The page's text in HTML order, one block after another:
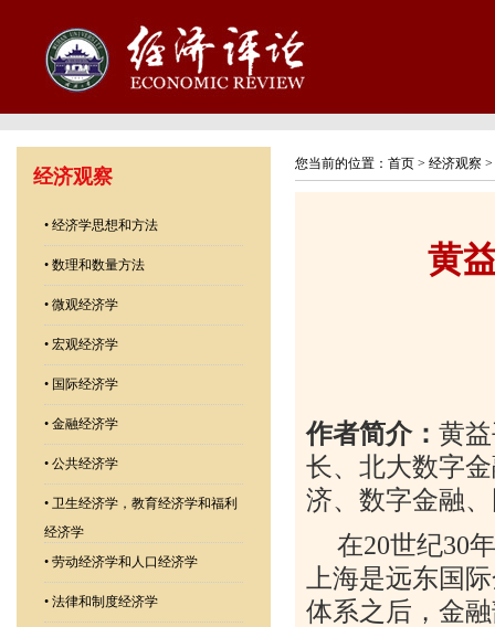
经济观察
• 经济学思想和方法
• 数理和数量方法
• 微观经济学
• 宏观经济学
• 国际经济学
• 金融经济学
• 公共经济学
• 卫生经济学，教育经济学和福利
经济学
• 劳动经济学和人口经济学
• 法律和制度经济学
您当前的位置： 首页 > 经济观察 >
黄
作者简介： 黄
长、北大数字
济、数字金融
在20世纪30
上海是远东国
体系之后，金